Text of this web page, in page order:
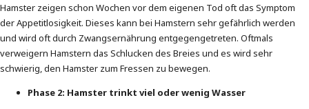
Hamster zeigen schon Wochen vor dem eigenen Tod oft das Symptom
der Appetitlosigkeit. Dieses kann bei Hamstern sehr gefährlich werden
und wird oft durch Zwangsernährung entgegengetreten. Oftmals
verweigern Hamstern das Schlucken des Breies und es wird sehr
schwierig, den Hamster zum Fressen zu bewegen.
Phase 2: Hamster trinkt viel oder wenig Wasser